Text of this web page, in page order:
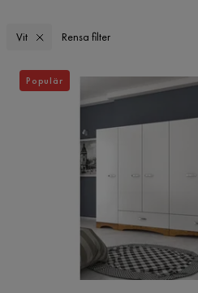
Vit Rensa filter
Populär